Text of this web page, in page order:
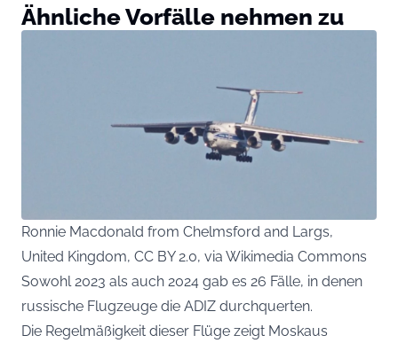
Ähnliche Vorfälle nehmen zu
Ronnie Macdonald from Chelmsford and Largs,
United Kingdom, CC BY 2.0, via Wikimedia Commons
Sowohl 2023 als auch 2024 gab es 26 Fälle, in denen
russische Flugzeuge die ADIZ durchquerten.
Die Regelmäßigkeit dieser Flüge zeigt Moskaus